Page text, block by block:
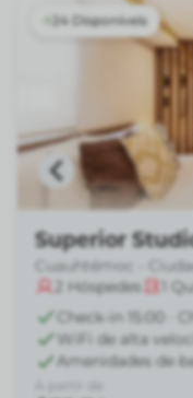
24 Disponíveis
Superior
Cuauhtémoc -
Hóspedes
Check-in 15:00 ·
WiFi de alta
Amenidades de